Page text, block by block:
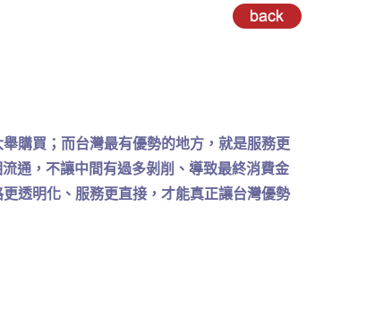
購買；而台灣最有優勢的地方，就是服務更
通，不讓中間有過多剝削、導致最終消費金
透明化、服務更直接，才能真正讓台灣優勢